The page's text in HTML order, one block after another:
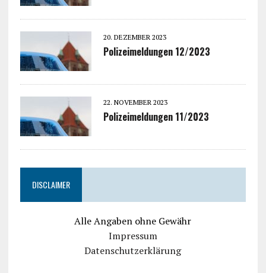
20. DEZEMBER 2023
Polizeimeldungen 12/2023
22. NOVEMBER 2023
Polizeimeldungen 11/2023
DISCLAIMER
Alle Angaben ohne Gewähr
Impressum
Datenschutzerklärung